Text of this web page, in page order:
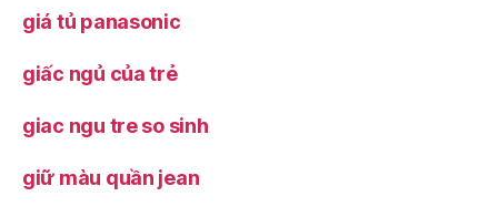
giá tủ panasonic
giấc ngủ của trẻ
giac ngu tre so sinh
giữ màu quần jean